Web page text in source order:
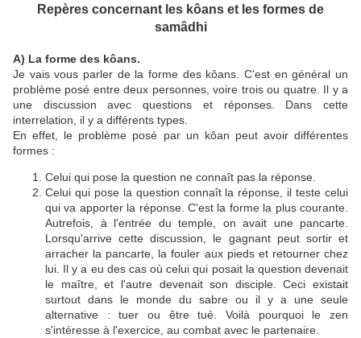
Repères concernant les kôans et les formes de
samâdhi
A) La forme des kôans.
Je vais vous parler de la forme des kôans. C'est en général un
problème posé entre deux personnes, voire trois ou quatre. Il y a
une discussion avec questions et réponses. Dans cette
interrelation, il y a différents types.
En effet, le problème posé par un kôan peut avoir différentes
formes :
Celui qui pose la question ne connaît pas la réponse.
Celui qui pose la question connaît la réponse, il teste celui
qui va apporter la réponse. C'est la forme la plus courante.
Autrefois, à l'entrée du temple, on avait une pancarte.
Lorsqu'arrive cette discussion, le gagnant peut sortir et
arracher la pancarte, la fouler aux pieds et retourner chez
lui. Il y a eu des cas où celui qui posait la question devenait
le maître, et l'autre devenait son disciple. Ceci existait
surtout dans le monde du sabre ou il y a une seule
alternative : tuer ou être tué. Voilà pourquoi le zen
s'intéresse à l'exercice, au combat avec le partenaire.